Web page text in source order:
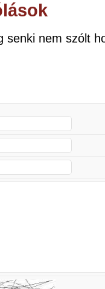
senki nem szólt